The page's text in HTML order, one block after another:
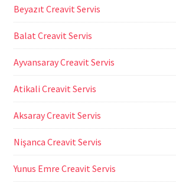
Beyazıt Creavit Servis
Balat Creavit Servis
Ayvansaray Creavit Servis
Atikali Creavit Servis
Aksaray Creavit Servis
Nişanca Creavit Servis
Yunus Emre Creavit Servis